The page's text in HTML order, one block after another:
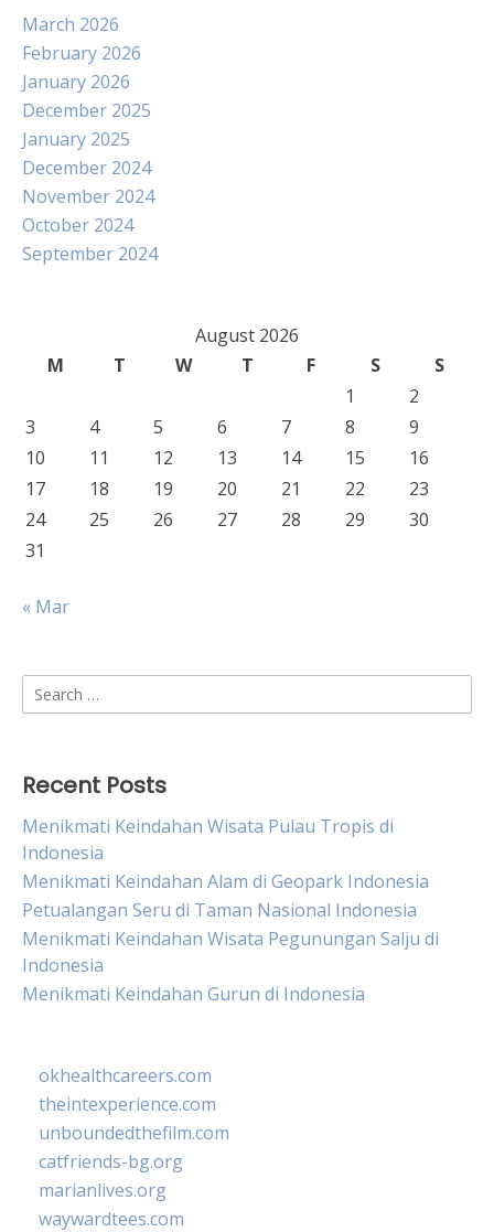
March 2026
February 2026
January 2026
December 2025
January 2025
December 2024
November 2024
October 2024
September 2024
August 2026
M
T W T F S
S
1
2
3
4 5 6 7 8
9
10
11 12 13 14 15
16
17
18 19 20 21 22
23
24
25 26 27 28 29
30
31
« Mar
Search
for:
Recent Posts
Menikmati Keindahan Wisata Pulau Tropis di
Indonesia
Menikmati Keindahan Alam di Geopark Indonesia
Petualangan Seru di Taman Nasional Indonesia
Menikmati Keindahan Wisata Pegunungan Salju di
Indonesia
Menikmati Keindahan Gurun di Indonesia
okhealthcareers.com
theintexperience.com
unboundedthefilm.com
catfriends-bg.org
marianlives.org
waywardtees.com